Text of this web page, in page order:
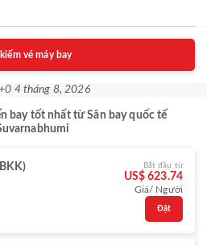
vé máy bay
4 tháng 8, 2026
bay tốt nhất từ Sân bay quốc tế
Bắt đầu từ
US$ 623.74
Giá/ Người
Đặt